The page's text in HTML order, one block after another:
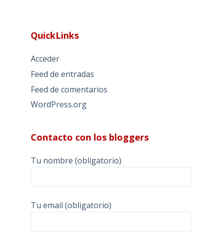
QuickLinks
Acceder
Feed de entradas
Feed de comentarios
WordPress.org
Contacto con los bloggers
Tu nombre (obligatorio)
Tu email (obligatorio)